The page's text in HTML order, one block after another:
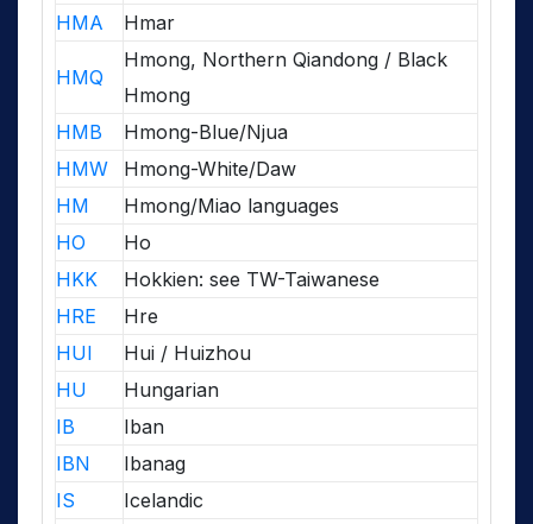
HMA
Hmar
HMQ
Hmong, Northern Qiandong / Black
Hmong
HMB
Hmong-Blue/Njua
HMW
Hmong-White/Daw
HM
Hmong/Miao languages
HO
Ho
HKK
Hokkien: see TW-Taiwanese
HRE
Hre
HUI
Hui / Huizhou
HU
Hungarian
IB
Iban
IBN
Ibanag
IS
Icelandic